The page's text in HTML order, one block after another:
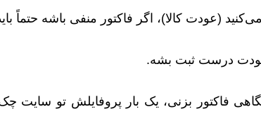
(عودت کالا)، اگر فاکتور منفی باشه حتماً
فاکتور بزنی، یک بار پروفایلش تو سایت